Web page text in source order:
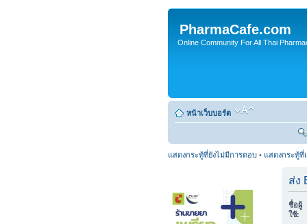
PharmaCafe.com
Online Community For All Thai
หน้าเว็บบอร์ด
แสดงกระทู้ที่ยังไม่มีการตอบ • แสดงกระทู้ที่
ส่ง
ชื่อผู้
ใช้: